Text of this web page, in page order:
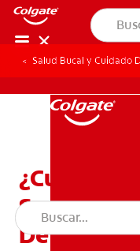
Salud Bucal y Cuidado
¿Cuáles
De La